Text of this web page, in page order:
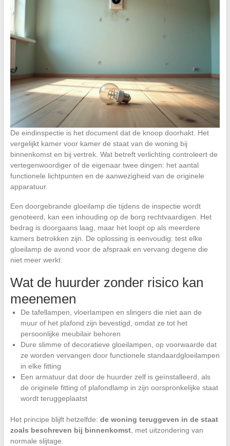
De eindinspectie is het document dat de knoop doorhakt. Het
vergelijkt kamer voor kamer de staat van de woning bij
binnenkomst en bij vertrek. Wat betreft verlichting controleert de
vertegenwoordiger of de eigenaar twee dingen: het aantal
functionele lichtpunten en de aanwezigheid van de originele
apparatuur.
Een doorgebrande gloeilamp die tijdens de inspectie wordt
genoteerd, kan een inhouding op de borg rechtvaardigen. Het
bedrag is doorgaans laag, maar het loopt op als meerdere
kamers betrokken zijn. De oplossing is eenvoudig: test elke
gloeilamp de avond voor de afspraak en vervang degene die
niet meer werkt.
Wat de huurder zonder risico kan
meenemen
De tafellampen, vloerlampen en slingers die niet aan de
muur of het plafond zijn bevestigd, omdat ze tot het
persoonlijke meubilair behoren
Dure slimme of decoratieve gloeilampen, op voorwaarde dat
ze worden vervangen door functionele standaardgloeilampen
in elke fitting
Een armatuur dat door de huurder zelf is geïnstalleerd, als
de originele fitting of plafondlamp in zijn oorspronkelijke staat
wordt teruggeplaatst
Het principe blijft hetzelfde: de woning teruggeven in de staat
zoals beschreven bij binnenkomst, met uitzondering van
normale slijtage.